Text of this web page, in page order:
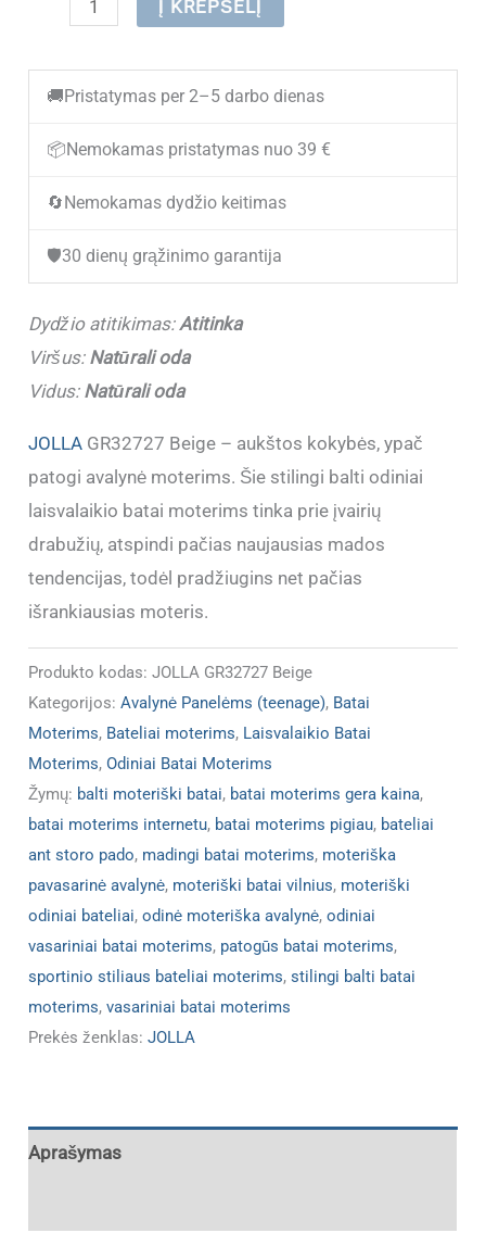
(IŠPARDUOTA)
Odiniai
batai
JOLLA
atitinka)
Į KREPŠELĮ
🚚 Pristatymas per 2–5 darbo dienas
📦 Nemokamas pristatymas nuo 39 €
🔄 Nemokamas dydžio keitimas
🛡️30 dienų grąžinimo garantija
Dydžio atitikimas:Atitinka
Viršus: Natūrali oda
Vidus: Natūrali oda
JOLLA GR32727 Beige – aukštos kokybės, ypač
patogi avalynė moterims. Šie stilingi balti odiniai
laisvalaikio batai moterims tinka prie įvairių
drabužių, atspindi pačias naujausias mados
tendencijas, todėl pradžiugins net pačias
išrankiausias moteris.
Produkto kodas:JOLLA GR32727 Beige
Kategorijos:Avalynė Panelėms (teenage), Batai
Moterims, Bateliai moterims, Laisvalaikio Batai
Moterims,Odiniai Batai Moterims
Žymų: balti moteriški batai, batai moterims gera kaina,
batai moterims internetu, batai moterims pigiau, bateliai
ant storo pado, madingi batai moterims, moteriška
pavasarinė avalynė, moteriški batai vilnius, moteriški
odiniai bateliai,odinė moteriška avalynė,odiniai
vasariniai batai moterims, patogūs batai moterims,
sportinio stiliaus bateliai moterims,stilingi balti batai
moterims,vasariniai batai moterims
Prekės ženklas:JOLLA
Aprašymas